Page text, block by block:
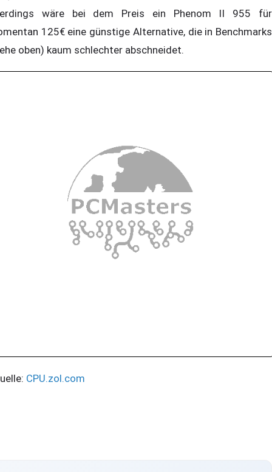
wäre bei dem Preis ein Phenom II 955 für
125€ eine günstige Alternative, die in Benchmarks
oben) kaum schlechter abschneidet.
CPU.zol.com